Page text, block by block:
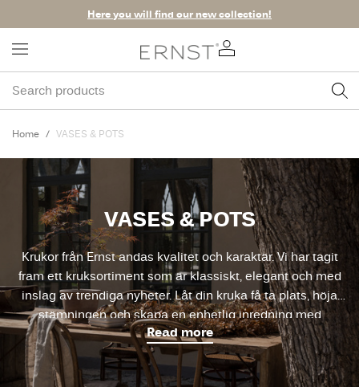
Here you will find our new collection!
Home VASES & POTS
VASES & POTS
Krukor från Ernst andas kvalitet och karaktär. Vi har tagit
fram ett kruksortiment som är klassiskt, elegant och med
inslag av trendiga nyheter. Låt din kruka få ta plats, höja
stämningen och skapa en enhetlig inredning med
matchande modeller i olika storlekar.
Read more